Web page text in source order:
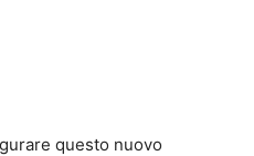
questo nuovo